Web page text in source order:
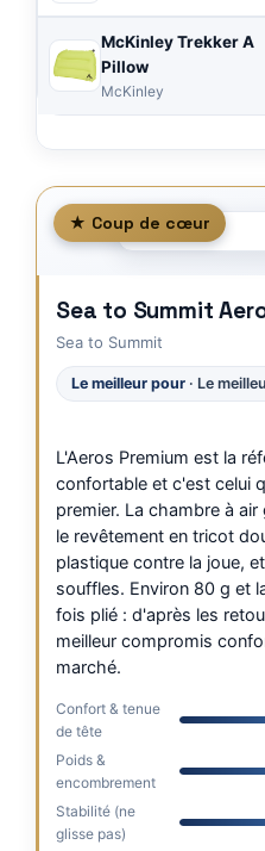
McKinley Trekker A
Pillow
McKinley
★ Coup de cœur
Sea to Summit
Sea to Summit
Le meilleur pour · Le
L'Aeros Premium est la
confortable et c'est celui
premier. La chambre à
le revêtement en tricot
plastique contre la joue,
souffles. Environ 80 g et
fois plié : d'après les
meilleur compromis
marché.
Confort & tenue
de tête
Poids &
encombrement
Stabilité (ne
glisse pas)